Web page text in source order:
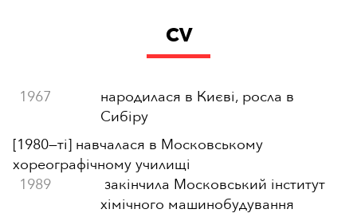
CV
1967
народилася в Києві, росла в
Сибіру
[1980—ті] навчалася в Московському
хореографічному училищі
1989
закінчила Московський інститут
хімічного машинобудування